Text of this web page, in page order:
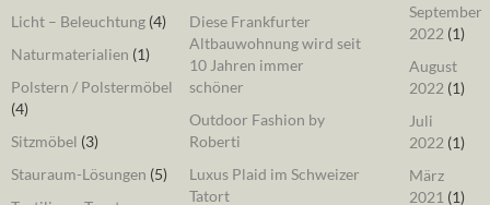
Licht – Beleuchtung (4)
Naturmaterialien (1)
Polstern / Polstermöbel
(4)
Sitzmöbel (3)
Stauraum-Lösungen (5)
Diese Frankfurter
Altbauwohnung wird seit
10 Jahren immer
schöner
Outdoor Fashion by
Roberti
Luxus Plaid im Schweizer
Tatort
September
2022 (1)
August
2022 (1)
Juli
2022 (1)
März
2021 (1)